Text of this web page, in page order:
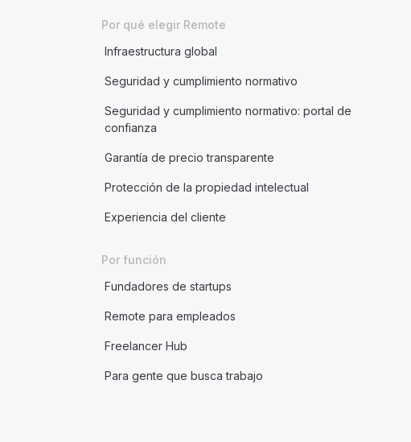
Por qué elegir Remote
Infraestructura global
Seguridad y cumplimiento normativo
Seguridad y cumplimiento normativo: portal de
confianza
Garantía de precio transparente
Protección de la propiedad intelectual
Experiencia del cliente
Por función
Fundadores de startups
Remote para empleados
Freelancer Hub
Para gente que busca trabajo